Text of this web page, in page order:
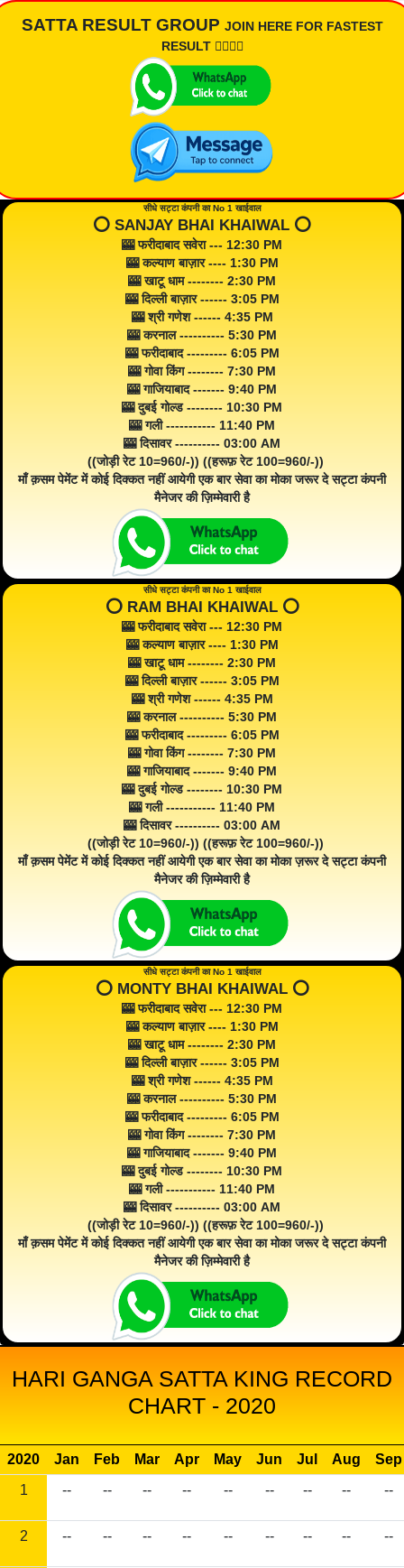
SATTA RESULT GROUP JOIN HERE FOR FASTEST
RESULT 👇🏾👇🏾
सीधे सट्टा कंपनी का No 1 खाईवाल
⭕️ SANJAY BHAI KHAIWAL ⭕️
🎰 फरीदाबाद सवेरा --- 12:30 PM
🎰 कल्याण बाज़ार ---- 1:30 PM
🎰 खाटू धाम -------- 2:30 PM
🎰 दिल्ली बाज़ार ------ 3:05 PM
🎰 श्री गणेश ------ 4:35 PM
🎰 करनाल ---------- 5:30 PM
🎰 फरीदाबाद --------- 6:05 PM
🎰 गोवा किंग -------- 7:30 PM
🎰 गाजियाबाद ------- 9:40 PM
🎰 दुबई गोल्ड -------- 10:30 PM
🎰 गली ----------- 11:40 PM
🎰 दिसावर ---------- 03:00 AM
((जोड़ी रेट 10=960/-)) ((हरूफ़ रेट 100=960/-))
माँ क़सम पेमेंट में कोई दिक्कत नहीं आयेगी एक बार सेवा का मोका जरूर दे सट्टा कंपनी
मैनेजर की ज़िम्मेवारी है
सीधे सट्टा कंपनी का No 1 खाईवाल
⭕️ RAM BHAI KHAIWAL ⭕️
🎰 फरीदाबाद सवेरा --- 12:30 PM
🎰 कल्याण बाज़ार ---- 1:30 PM
🎰 खाटू धाम -------- 2:30 PM
🎰 दिल्ली बाज़ार ------ 3:05 PM
🎰 श्री गणेश ------ 4:35 PM
🎰 करनाल ---------- 5:30 PM
🎰 फरीदाबाद --------- 6:05 PM
🎰 गोवा किंग -------- 7:30 PM
🎰 गाजियाबाद ------- 9:40 PM
🎰 दुबई गोल्ड -------- 10:30 PM
🎰 गली ----------- 11:40 PM
🎰 दिसावर ---------- 03:00 AM
((जोड़ी रेट 10=960/-)) ((हरूफ़ रेट 100=960/-))
माँ क़सम पेमेंट में कोई दिक्कत नहीं आयेगी एक बार सेवा का मोका ज़रूर दे सट्टा कंपनी
मैनेजर की ज़िम्मेवारी है
सीधे सट्टा कंपनी का No 1 खाईवाल
⭕️ MONTY BHAI KHAIWAL ⭕️
🎰 फरीदाबाद सवेरा --- 12:30 PM
🎰 कल्याण बाज़ार ---- 1:30 PM
🎰 खाटू धाम -------- 2:30 PM
🎰 दिल्ली बाज़ार ------ 3:05 PM
🎰 श्री गणेश ------ 4:35 PM
🎰 करनाल ---------- 5:30 PM
🎰 फरीदाबाद --------- 6:05 PM
🎰 गोवा किंग -------- 7:30 PM
🎰 गाजियाबाद ------- 9:40 PM
🎰 दुबई गोल्ड -------- 10:30 PM
🎰 गली ----------- 11:40 PM
🎰 दिसावर ---------- 03:00 AM
((जोड़ी रेट 10=960/-)) ((हरूफ़ रेट 100=960/-))
माँ क़सम पेमेंट में कोई दिक्कत नहीं आयेगी एक बार सेवा का मोका जरूर दे सट्टा कंपनी
मैनेजर की ज़िम्मेवारी है
HARI GANGA SATTA KING RECORD
CHART - 2020
2020 Jan Feb Mar Apr May Jun Jul Aug
Sep
1
-- -- -- -- -- -- -- -- --
2 -- -- -- -- -- -- -- -- --